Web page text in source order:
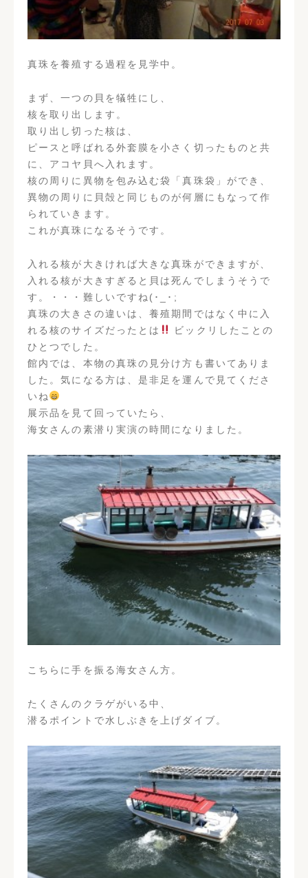
真珠を養殖する過程を見学中。
まず、一つの貝を犠牲にし、
核を取り出します。
取り出し切った核は、
ピースと呼ばれる外套膜を小さく切ったものと共
に、アコヤ貝へ入れます。
核の周りに異物を包み込む袋「真珠袋」ができ、
異物の周りに貝殻と同じものが何層にもなって作
られていきます。
これが真珠になるそうです。
入れる核が大きければ大きな真珠ができますが、
入れる核が大きすぎると貝は死んでしまうそうで
す。・・・難しいですね(･_･;
真珠の大きさの違いは、養殖期間ではなく中に入
れる核のサイズだったとは
ビックリしたことの
ひとつでした。
館内では、本物の真珠の見分け方も書いてありま
した。気になる方は、是非足を運んで見てくださ
いね
展示品を見て回っていたら、
海女さんの素潜り実演の時間になりました。
こちらに手を振る海女さん方。
たくさんのクラゲがいる中、
潜るポイントで水しぶきを上げダイブ。